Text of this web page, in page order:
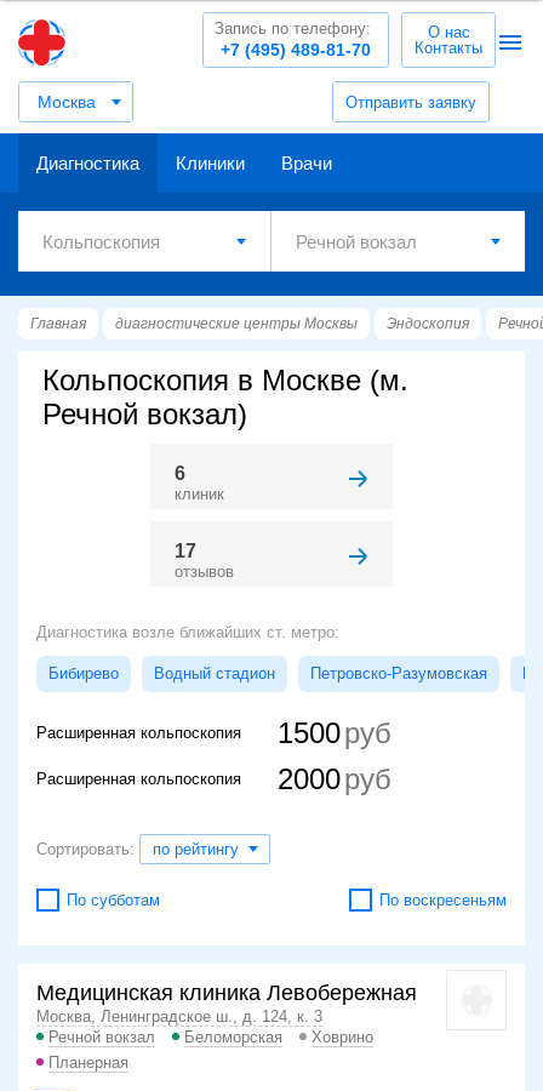
Москва Отправить заявку
+7 (495) 489-81-70
Запись по телефону:
О нас
Контакты
Диагностика Клиники Врачи
Главная диагностические центры Москвы Эндоскопия
Кольпоскопия в Москве (м.
Речной вокзал)
6
клиник
17
отзывов
Диагностика возле ближайших ст. метро:
Бибирево Водный стадион Петровско-Разумовская
Расширенная кольпоскопия 1500
Расширенная кольпоскопия 2000
Сортировать: по рейтингу
По субботам По воскресеньям
Медицинская клиника Левобережная
Москва, Ленинградское ш., д. 124, к. 3
Речной вокзал
Беломорская
Ховрино
Планерная